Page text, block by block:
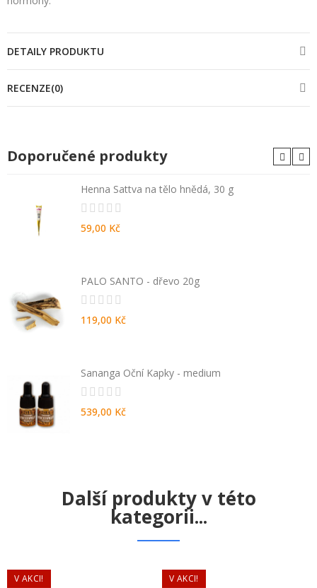
DETAILY PRODUKTU
RECENZE(0)
Doporučené produkty
Henna Sattva na tělo hnědá, 30 g
59,00 Kč
PALO SANTO - dřevo 20g
119,00 Kč
Sananga Oční Kapky - medium
539,00 Kč
Další produkty v této
kategorii...
V AKCI!
V AKCI!